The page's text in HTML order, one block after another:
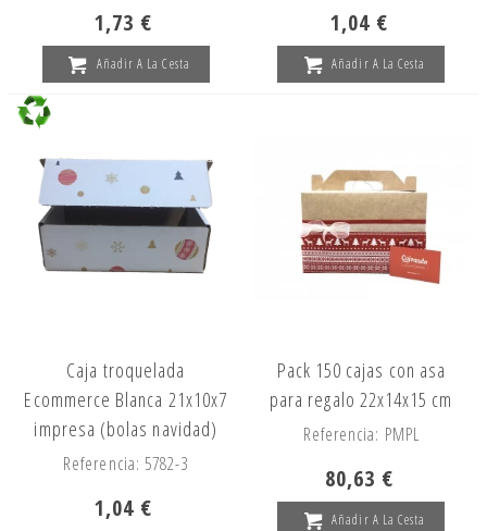
1,73 €
Añadir A La Cesta
1,04 €
Añadir A La Cesta
Caja troquelada
Ecommerce Blanca 21x10x7
impresa (bolas navidad)
Referencia: 5782-3
1,04 €
Pack 150 cajas con asa
para regalo 22x14x15 cm
Referencia: PMPL
80,63 €
Añadir A La Cesta